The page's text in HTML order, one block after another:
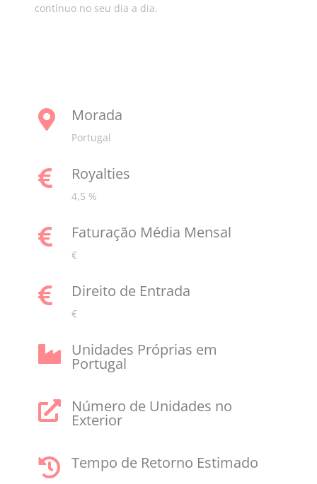
contínuo no seu dia a dia.
 Morada
Portugal
 Royalties
4,5 %
 Faturação Média Mensal
€
 Direito de Entrada
€
 Unidades Próprias em
Portugal
 Número de Unidades no
Exterior
 Tempo de Retorno Estimado